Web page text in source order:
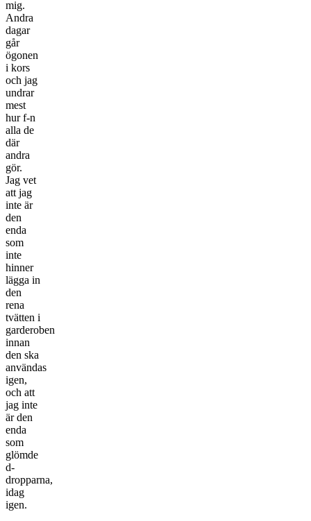
mig.
Andra
dagar
går
ögonen
i kors
och jag
undrar
mest
hur f-n
alla de
där
andra
gör.
Jag vet
att jag
inte är
den
enda
som
inte
hinner
lägga in
den
rena
tvätten i
garderoben
innan
den ska
användas
igen,
och att
jag inte
är den
enda
som
glömde
d-
dropparna,
idag
igen.